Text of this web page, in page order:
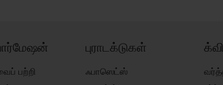
பற்றி
புராடக்டுகள்
ஃபாஸெட்ஸ்